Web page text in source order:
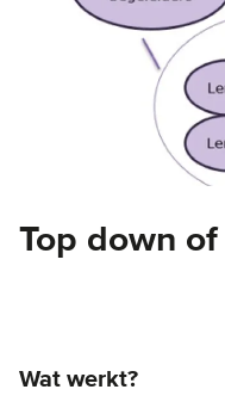
Top down
Wat werkt?